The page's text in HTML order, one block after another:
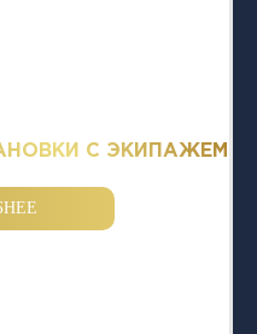
С ЭКИПАЖЕМ